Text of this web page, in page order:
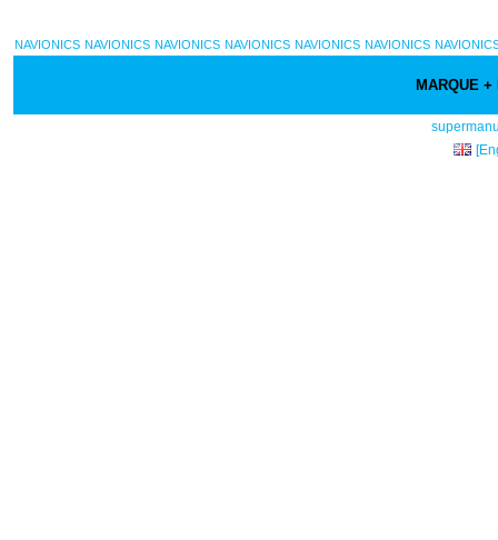
NAVIONICS NAVIONICS NAVIONICS NAVIONICS NAVIONICS NAVIONICS
MARQUE